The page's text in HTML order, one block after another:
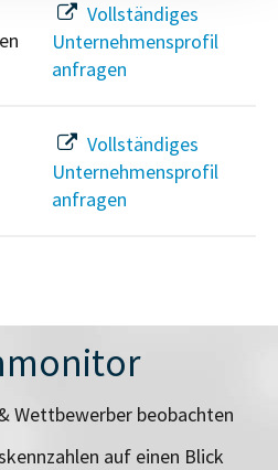
Vollständiges
Unternehmensprofil
anfragen
Vollständiges
Unternehmensprofil
anfragen
Wettbewerber beobachten
auf einen Blick